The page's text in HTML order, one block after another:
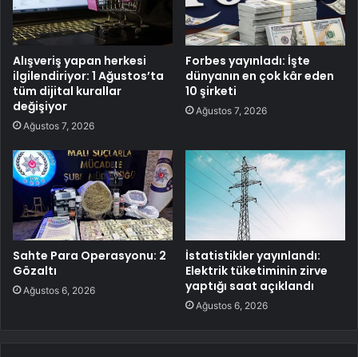
Alışveriş yapan herkesi
ilgilendiriyor: 1 Ağustos’ta
tüm dijital kurallar
değişiyor
Ağustos 7, 2026
Forbes yayınladı: İşte
dünyanın en çok kâr eden
10 şirketi
Ağustos 7, 2026
Sahte Para Operasyonu: 2
Gözaltı
Ağustos 6, 2026
İstatistikler yayınlandı:
Elektrik tüketiminin zirve
yaptığı saat açıklandı
Ağustos 6, 2026